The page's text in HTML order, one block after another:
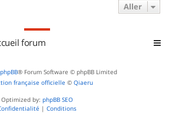
Aller
forum
phpBB® Forum Software © phpBB Limited
française officielle © Qiaeru
Optimized by: phpBB SEO
| Conditions